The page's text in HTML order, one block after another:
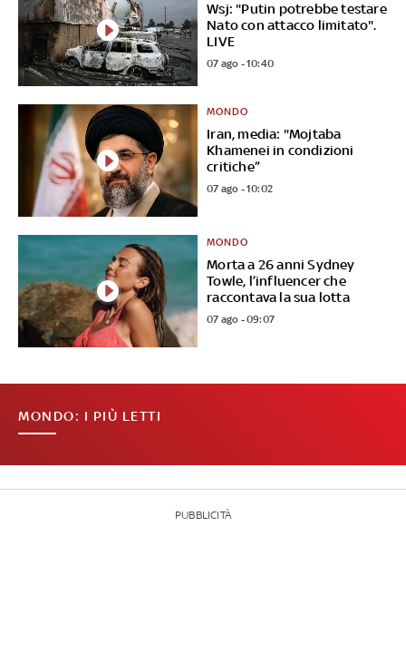
Wsj: "Putin potrebbe testare
Nato con attacco limitato".
LIVE
07 ago - 10:40
Iran, media: "Mojtaba
Khamenei in condizioni
critiche”
MONDO
07 ago - 10:02
Morta a 26 anni Sydney
Towle, l’influencer che
raccontava la sua lotta
MONDO
07 ago - 09:07
MONDO: I PIÙ LETTI
PUBBLICITÀ